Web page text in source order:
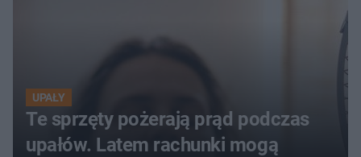
UPAŁY
Te sprzęty pożerają prąd podczas
upałów. Latem rachunki mogą